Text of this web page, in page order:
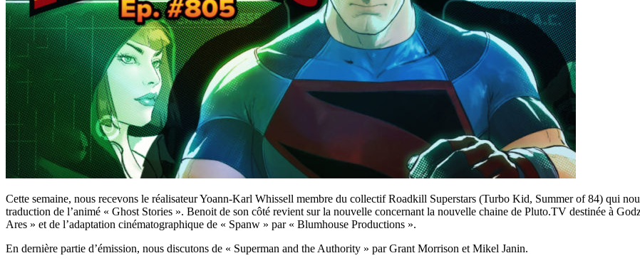
Cette semaine, nous recevons le réalisateur Yoann-Karl Whissell membre du collectif Roadkill Superstars (Turbo Kid, Summer of 84) qui
traduction de l’animé « Ghost Stories ». Benoit de son côté revient sur la nouvelle concernant la nouvelle chaine de Pluto.TV destinée à
Ares » et de l’adaptation cinématographique de « Spanw » par « Blumhouse Productions ».
En dernière partie d’émission, nous discutons de « Superman and the Authority » par Grant Morrison et Mikel Janin.